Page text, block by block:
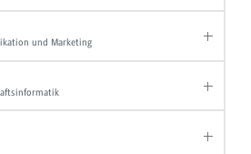
und Marketing